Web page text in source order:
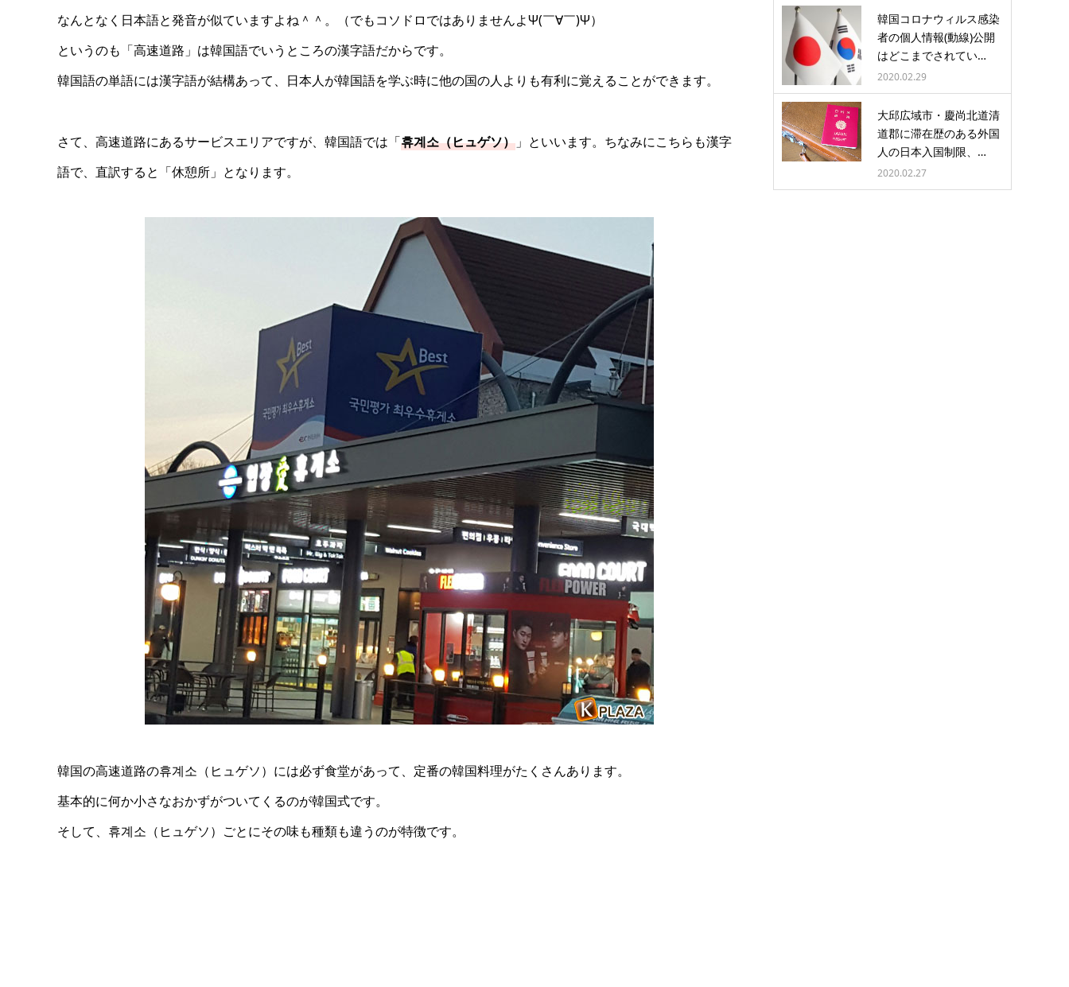
なんとなく日本語と発音が似ていますよね＾＾。（でもコソドロではありませんよΨ(￣∀￣)Ψ）
というのも「高速道路」は韓国語でいうところの漢字語だからです。
韓国語の単語には漢字語が結構あって、日本人が韓国語を学ぶ時に他の国の人よりも有利に覚えることができます。
さて、高速道路にあるサービスエリアですが、韓国語では「휴계소（ヒュゲソ） 」といいます。ちなみにこちらも漢字
語で、直訳すると「休憩所」となります。
韓国の高速道路の휴계소（ヒュゲソ）には必ず食堂があって、定番の韓国料理がたくさんあります。
基本的に何か小さなおかずがついてくるのが韓国式です。
そして、휴계소（ヒュゲソ）ごとにその味も種類も違うのが特徴です。
韓国コロナウィルス感染
者の個人情報(動線)公開
はどこまでされてい…
2020.02.29
大邱広域市・慶尚北道清
道郡に滞在歴のある外国
人の日本入国制限、…
2020.02.27